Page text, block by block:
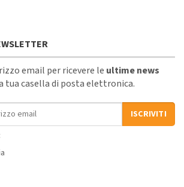
email per ricevere le ultime news
casella di posta elettronica.
ISCRIVITI